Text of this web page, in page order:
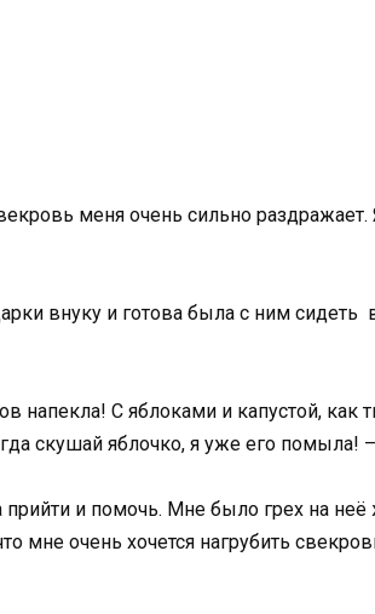
меня очень сильно
внуку и готова была с ним
напекла! С яблоками и капустой,
скушай яблочко, я уже его помыла!
и помочь. Мне было грех на неё
мне очень хочется нагрубить